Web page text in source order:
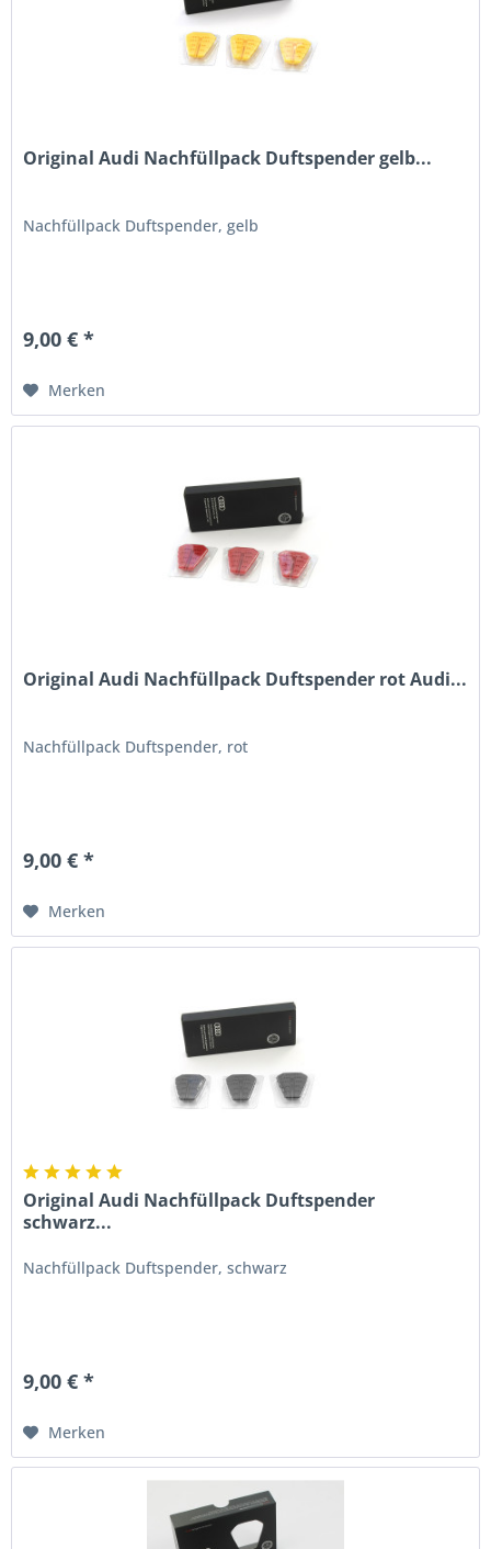
Original Audi Nachfüllpack Duftspender gelb...
Nachfüllpack Duftspender, gelb
9,00 € *
Merken
Original Audi Nachfüllpack Duftspender rot Audi...
Nachfüllpack Duftspender, rot
9,00 € *
Merken
Original Audi Nachfüllpack Duftspender
schwarz...
Nachfüllpack Duftspender, schwarz
9,00 € *
Merken